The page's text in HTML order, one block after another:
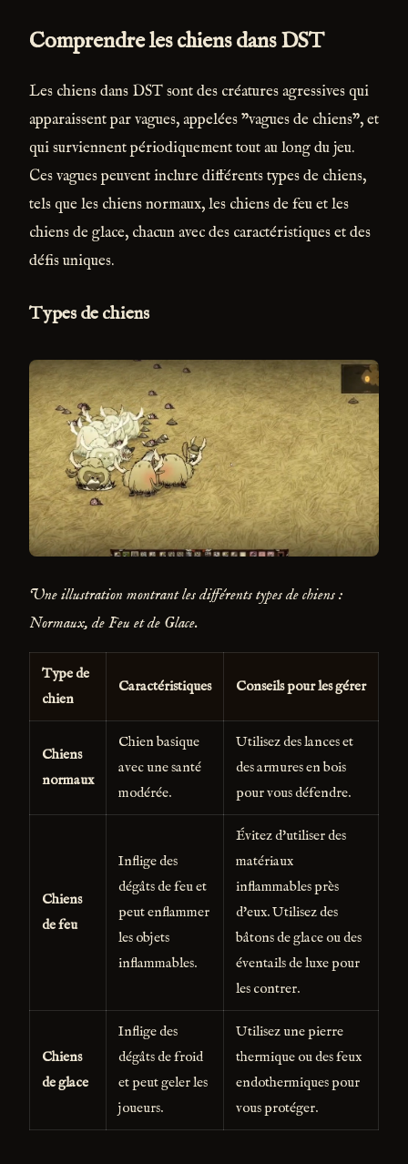
Comprendre les chiens dans DST
Les chiens dans DST sont des créatures agressives qui
apparaissent par vagues, appelées "vagues de chiens", et
qui surviennent périodiquement tout au long du jeu.
Ces vagues peuvent inclure différents types de chiens,
tels que les chiens normaux, les chiens de feu et les
chiens de glace, chacun avec des caractéristiques et des
défis uniques.
Types de chiens
Une illustration montrant les différents types de chiens :
Normaux, de Feu et de Glace.
Type de
chien
Caractéristiques Conseils pour les gérer
Chiens
normaux
Chien basique
avec une santé
modérée.
Utilisez des lances et
des armures en bois
pour vous défendre.
Chiens
de feu
Inflige des
dégâts de feu et
peut enflammer
les objets
inflammables.
Évitez d'utiliser des
matériaux
inflammables près
d'eux. Utilisez des
bâtons de glace ou des
éventails de luxe pour
les contrer.
Chiens
de glace
Inflige des
dégâts de froid
et peut geler les
joueurs.
Utilisez une pierre
thermique ou des feux
endothermiques pour
vous protéger.